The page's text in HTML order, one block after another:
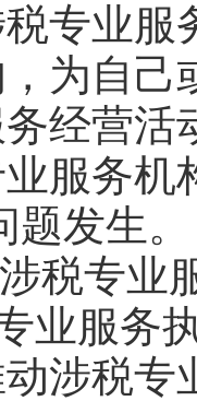
专业服
为自己
经营活
服务机
发生。
涉税专业
业服务
涉税专